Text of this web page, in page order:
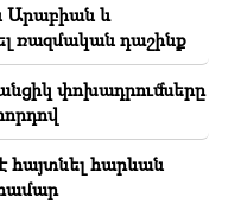
քմ ոչնչացված
են տուժել
տանեին
Արաբիան և
ռազմական դաշինք
փոխադրումները
հայտնել հարևան